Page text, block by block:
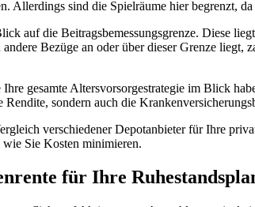
Allerdings sind die Spielräume hier begrenzt,
auf die Beitragsbemessungsgrenze. Diese
andere Bezüge an oder über dieser Grenze
gesamte Altersvorsorgestrategie im Blick
Rendite, sondern auch die
verschiedener Depotanbieter für Ihre
wie Sie Kosten minimieren.
für Ihre